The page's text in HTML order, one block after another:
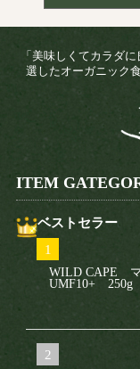
「美味しくてカラダ
選したオーガニック
ITEM
ベストセラー
WILD CAPE
UMF10+ 250g